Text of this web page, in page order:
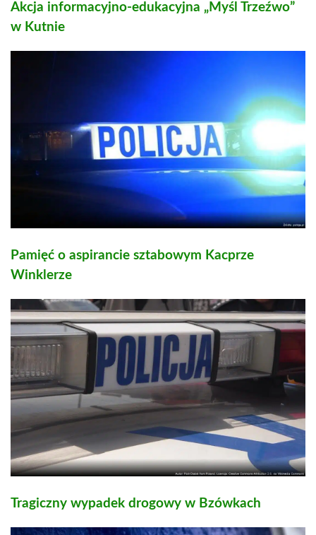
Akcja informacyjno-edukacyjna „Myśl Trzeźwo”
w Kutnie
Pamięć o aspirancie sztabowym Kacprze
Winklerze
Tragiczny wypadek drogowy w Bzówkach